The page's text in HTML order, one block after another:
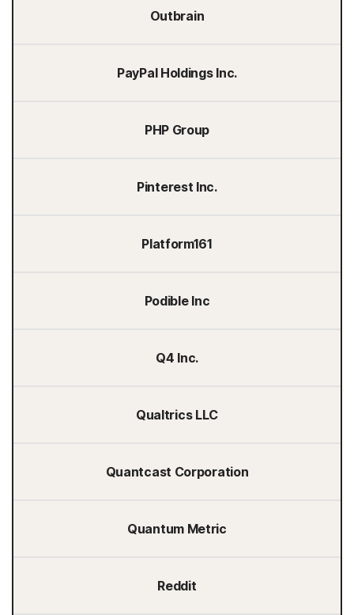
Outbrain
PayPal Holdings Inc.
PHP Group
Pinterest Inc.
Platform161
Podible Inc
Q4 Inc.
Qualtrics LLC
Quantcast Corporation
Quantum Metric
Reddit